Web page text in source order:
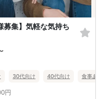
募集】気軽な気持ち
30代向け 40代向け 食事あり
円